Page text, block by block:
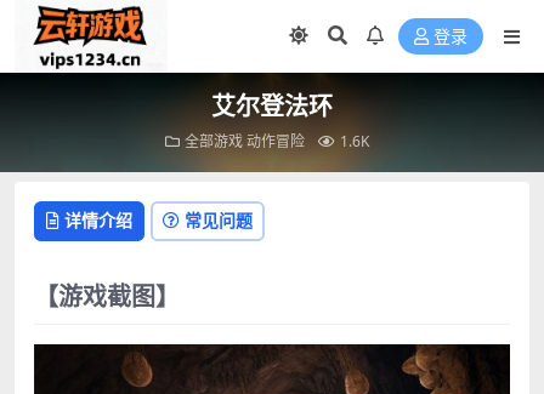
登录
艾尔登法环
全部游戏动作冒险 1.6K
详情介绍 常见问题
【游戏截图】